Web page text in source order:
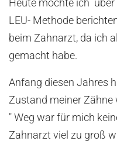
Heute möchte ich über
LEU- Methode
beim Zahnarzt, da ich
gemacht habe.
Anfang diesen Jahres
Zustand meiner Zähne
" Weg war für mich
Zahnarzt viel zu groß